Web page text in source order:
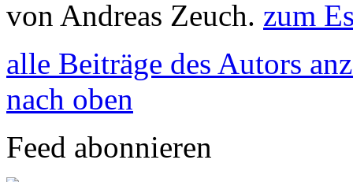
von Andreas Zeuch. zum
alle Beiträge des Autors
nach oben
Feed abonnieren